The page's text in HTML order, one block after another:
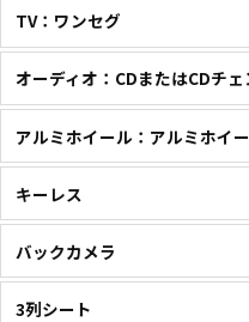
TV：ワンセグ
オーディオ：CDまたはCDチェ
アルミホイール：アルミホイ
キーレス
バックカメラ
3列シート